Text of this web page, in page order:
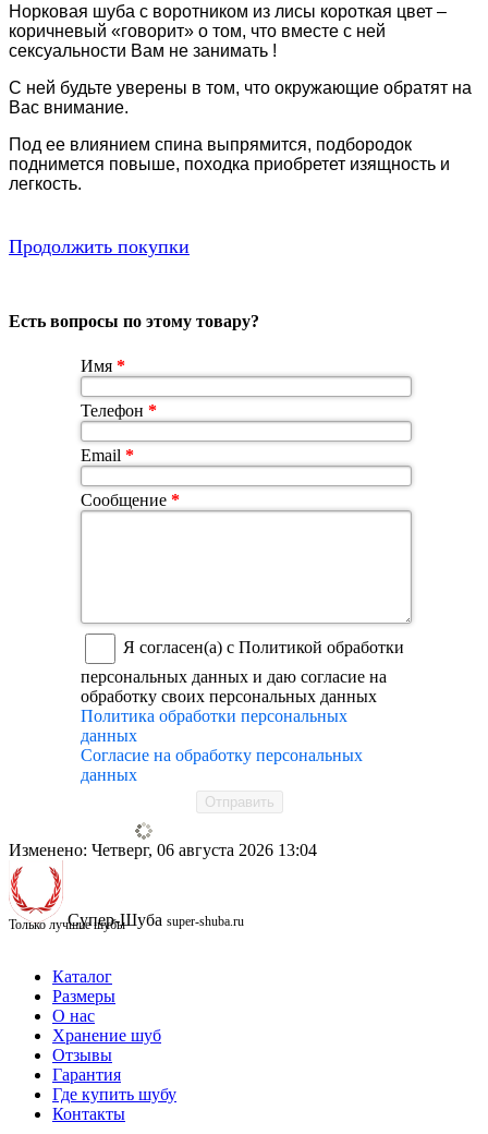
Норковая шуба с воротником из лисы короткая цвет –
коричневый «говорит» о том, что вместе с ней
сексуальности Вам не занимать !
С ней будьте уверены в том, что окружающие обратят на
Вас внимание.
Под ее влиянием спина выпрямится, подбородок
поднимется повыше, походка приобретет изящность и
легкость.
Продолжить покупки
Есть вопросы по этому товару?
Имя *
Телефон *
Email *
Сообщение *
Я согласен(а) с Политикой обработки
персональных данных и даю согласие на
обработку своих персональных данных
Политика обработки персональных
данных
Согласие на обработку персональных
данных
Отправить
Изменено: Четверг, 06 августа 2026 13:04
Супер-Шуба super-shuba.ru
Только лучшие шубы
Каталог
Размеры
О нас
Хранение шуб
Отзывы
Гарантия
Где купить шубу
Контакты